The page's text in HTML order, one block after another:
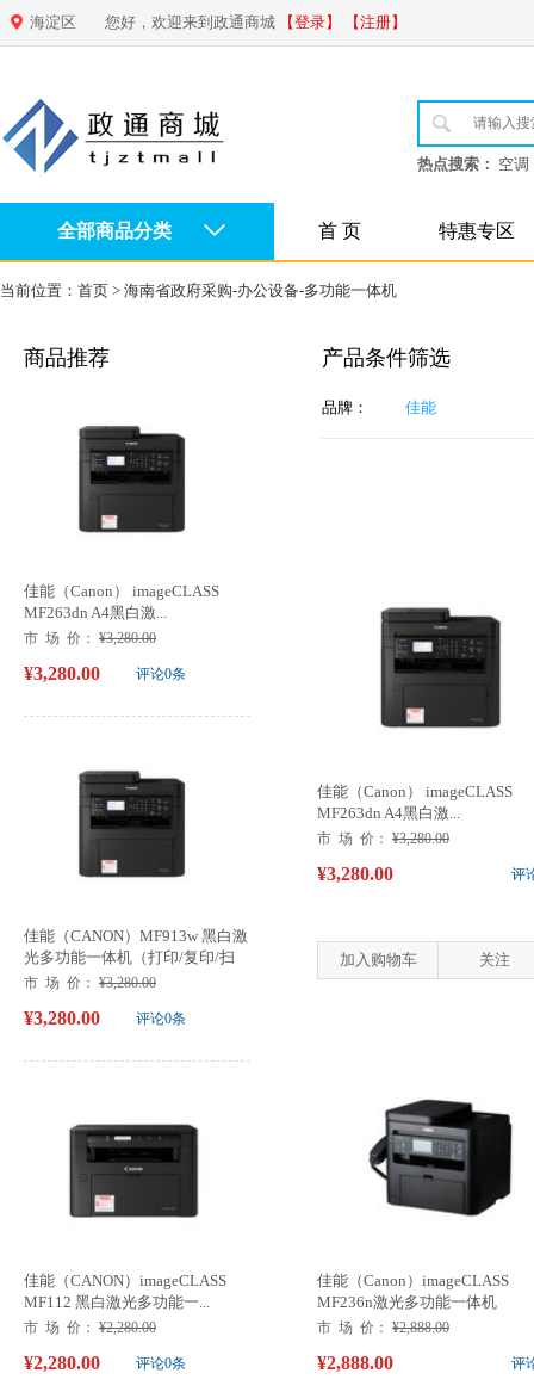
海淀区 您好，欢迎来到政通商城 【登录】 【注册】
热点搜索： 空调
全部商品分类 首 页 特惠专区
当前位置： 首页 > 海南省政府采购-办公设备-多功能一体机
商品推荐
佳能（Canon） imageCLASS
MF263dn A4黑白激...
市 场 价： ¥3,280.00
评论0条
¥3,280.00
佳能（CANON）MF913w 黑白激
光多功能一体机（打印/复印/扫
描）
市 场 价： ¥3,280.00
评论0条
¥3,280.00
佳能（CANON）imageCLASS
MF112 黑白激光多功能一...
市 场 价： ¥2,280.00
评论0条
¥2,280.00
产品条件筛选
品牌： 佳能
佳能（Canon） imageCLASS
MF263dn A4黑白激...
市 场 价： ¥3,280.00
评
¥3,280.00
加入购物车 关注
佳能（Canon）imageCLASS
MF236n激光多功能一体机
市 场 价： ¥2,888.00
评
¥2,888.00